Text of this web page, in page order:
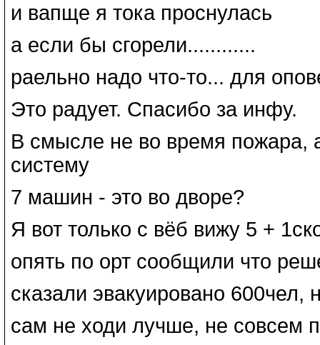
и вапще я тока проснулась
а если бы сгорели............
раельно надо что-то... для
Это радует. Спасибо за инфу.
В смысле не во время пожара,
систему
7 машин - это во дворе?
Я вот только с вёб вижу 5 +
опять по орт сообщили что
сказали эвакуировано 600чел,
сам не ходи лучше, не совсем